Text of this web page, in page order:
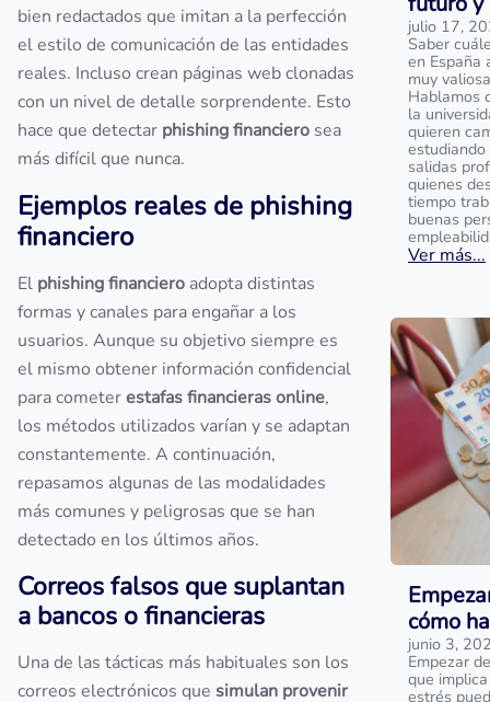
bien redactados que imitan a la perfección
el estilo de comunicación de las entidades
reales. Incluso crean páginas web clonadas
con un nivel de detalle sorprendente. Esto
hace que detectar phishing financiero sea
más difícil que nunca.
Ejemplos reales de phishing
financiero
El phishing financiero adopta distintas
formas y canales para engañar a los
usuarios. Aunque su objetivo siempre es
el mismo obtener información confidencial
para cometerestafas financieras online,
los métodos utilizados varían y se adaptan
constantemente. A continuación,
repasamos algunas de las modalidades
más comunes y peligrosas que se han
detectado en los últimos años.
Correos falsos que suplantan
a bancos o financieras
Una de las tácticas más habituales son los
correos electrónicos que simulan provenir
julio 17,
Saber
en España
muy
Hablamos
la
quieren
salidas
quienes
tiempo
buenas
Ver más...
cómo
junio 3,
Empezar
que
estrés